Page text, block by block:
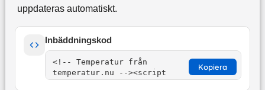
uppdateras automatiskt.
Inbäddningskod
Kopiera